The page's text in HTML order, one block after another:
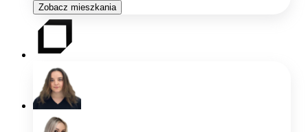
Zobacz mieszkania